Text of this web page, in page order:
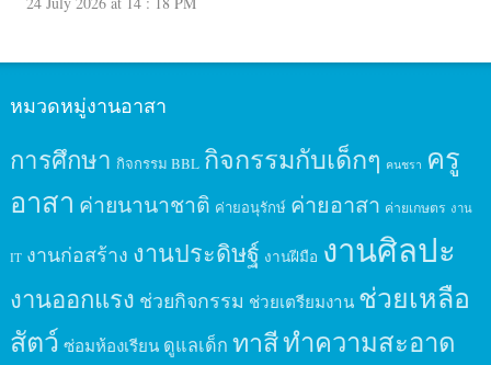
หมวดหมู่งานอาสา
การศึกษา กิจกรรม BBL กิจกรรมกับเด็กๆ คนชรา ครู
อาสา ค่ายนานาชาติ ค่ายอนุรักษ์ ค่ายอาสา ค่ายเกษตร งาน
IT งานก่อสร้าง งานประดิษฐ์ งานฝีมือ งานศิลปะ
งานออกแรง ช่วยกิจกรรม ช่วยเตรียมงาน ช่วยเหลือ
สัตว์ ซ่อมห้องเรียน ดูแลเด็ก ทาสีทำความสะอาด